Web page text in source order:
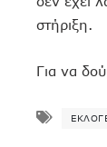
στήριξη.
Για να